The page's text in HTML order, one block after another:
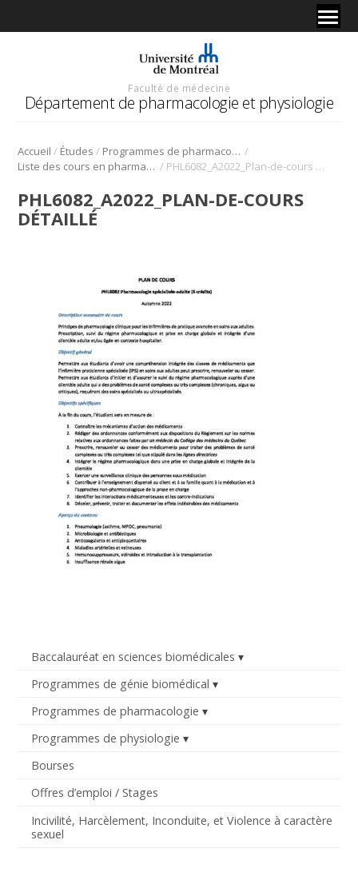
Faculté de médecine
Département de pharmacologie et physiologie
Accueil / Études / Programmes de pharmacologie /
Liste des cours en pharmacologie / PHL6082_A2022_Plan-de-cours détaillé
Baccalauréat en sciences biomédicales
Programmes de génie biomédical
Programmes de pharmacologie
Programmes de physiologie
Bourses
Offres d’emploi / Stages
Incivilité, Harcèlement, Inconduite, et Violence à caractère
sexuel
PHL6082_A2022_PLAN-DE-COURS
DÉTAILLÉ